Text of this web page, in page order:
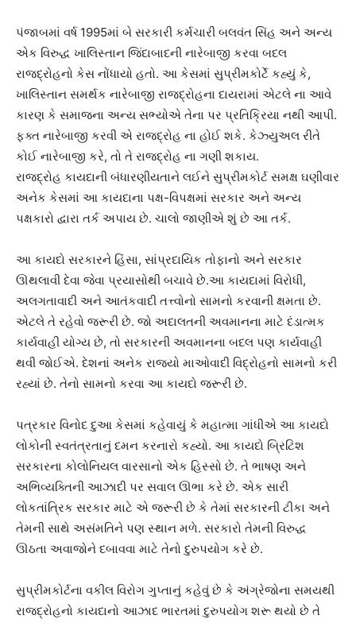
પંજાબમાં વર્ષ 1995માં બે સરકારી કર્મચારી બલવંત સિંહ અને અન્ય
એક વિરુદ્ધ ખાલિસ્તાન જિંદાબાદની નારેબાજી કરવા બદલ
રાજદ્રોહનો કેસ નોંધાયો હતો. આ કેસમાં સુપ્રીમકોર્ટે કહ્યું કે,
ખાલિસ્તાન સમર્થક નારેબાજી રાજદ્રોહના દાયરામાં એટલે ના આવે
કારણ કે સમાજના અન્ય સભ્યોએ તેના પર પ્રતિક્રિયા નથી આપી.
ફક્ત નારેબાજી કરવી એ રાજદ્રોહ ના હોઈ શકે. કેઝ્યુઅલ રીતે
કોઈ નારેબાજી કરે, તો તે રાજદ્રોહ ના ગણી શકાય.
રાજદ્રોહ કાયદાની બંધારણીયતાને લઈને સુપ્રીમકોર્ટ સમક્ષ ઘણીવાર
અનેક કેસમાં આ કાયદાના પક્ષ-વિપક્ષમાં સરકાર અને અન્ય
પક્ષકારો દ્વારા તર્ક અપાય છે. ચાલો જાણીએ શું છે આ તર્ક.
આ કાયદો સરકારને હિંસા, સાંપ્રદાયિક તોફાનો અને સરકાર
ઊથલાવી દેવા જેવા પ્રયાસોથી બચાવે છે.આ કાયદામાં વિરોધી,
અલગતાવાદી અને આતંકવાદી તત્ત્વોનો સામનો કરવાની ક્ષમતા છે.
એટલે તે રહેવો જરૂરી છે. જો અદાલતની અવમાનના માટે દંડાત્મક
કાર્યવાહી યોગ્ય છે, તો સરકારની અવમાનના બદલ પણ કાર્યવાહી
થવી જોઈએ. દેશનાં અનેક રાજ્યો માઓવાદી વિદ્રોહનો સામનો કરી
રહ્યાં છે. તેનો સામનો કરવા આ કાયદો જરૂરી છે.
પત્રકાર વિનોદ દુઆ કેસમાં કહેવાયું કે મહાત્મા ગાંધીએ આ કાયદો
લોકોની સ્વતંત્રતાનું દમન કરનારો કહ્યો. આ કાયદો બ્રિટિશ
સરકારના કોલોનિયલ વારસાનો એક હિસ્સો છે. તે ભાષણ અને
અભિવ્યક્તિની આઝાદી પર સવાલ ઊભા કરે છે. એક સારી
લોકતાંત્રિક સરકાર માટે એ જરૂરી છે કે તેમાં સરકારની ટીકા અને
તેમની સાથે અસંમતિને પણ સ્થાન મળે. સરકારો તેમની વિરુદ્ધ
ઊઠતા અવાજોને દબાવવા માટે તેનો દુરુપયોગ કરે છે.
સુપ્રીમકોર્ટના વકીલ વિરોગ ગુપ્તાનું કહેવું છે કે અંગ્રેજોના સમયથી
રાજદ્રોહનો કાયદાનો આઝાદ ભારતમાં દુરુપયોગ શરૂ થયો છે તે